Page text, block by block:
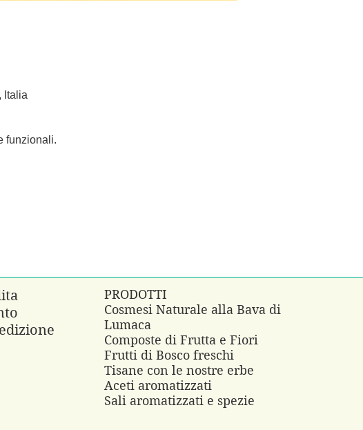
Italia
funzionali.
PRODOTTI
Cosmesi Naturale alla Bava di
Lumaca
Composte di Frutta e Fiori
Frutti di Bosco freschi
Tisane con le nostre erbe
Aceti aromatizzati
Sali aromatizzati e spezie